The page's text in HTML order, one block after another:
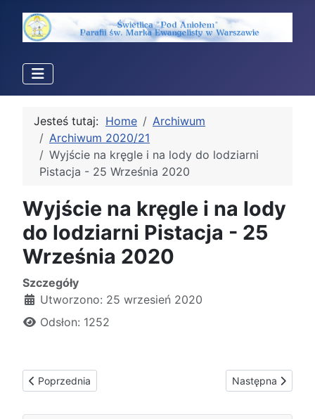
Jesteś tutaj: Home
Archiwum
Archiwum 2020/21
Wyjście na kręgle i na lody do lodziarni
Pistacja - 25 Września 2020
Wyjście na kręgle i na lody
do lodziarni Pistacja - 25
Września 2020
Szczegóły
Utworzono: 25 wrzesień 2020
Odsłon: 1252
Poprzednia strona: Wyjście Stacja grawitacja - 26 Września
Poprzednia Następna
Następna